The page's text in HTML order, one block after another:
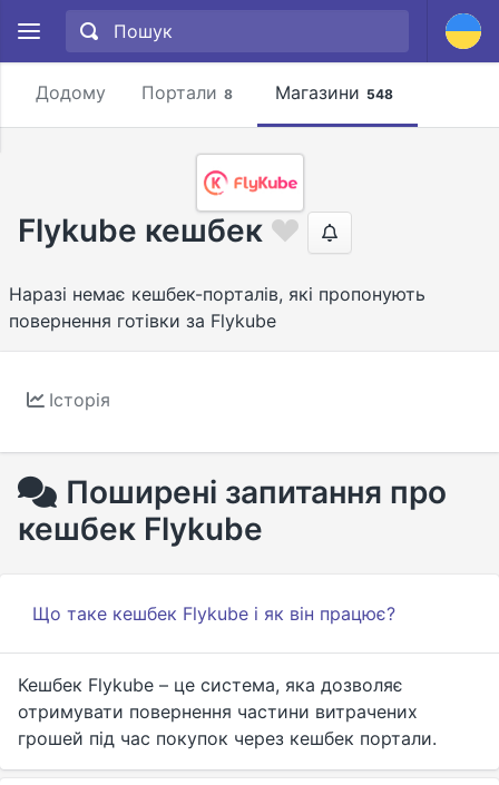
Додому Портали 8 Магазини 548
Flykube кешбек
Наразі немає кешбек-порталів, які пропонують
повернення готівки за Flykube
Історія
Поширені запитання про
кешбек Flykube
Що таке кешбек Flykube і як він працює?
Кешбек Flykube – це система, яка дозволяє
отримувати повернення частини витрачених
грошей під час покупок через кешбек портали.